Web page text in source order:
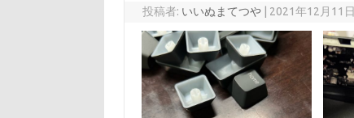
投稿者: いいぬまてつや 2021年12月11日